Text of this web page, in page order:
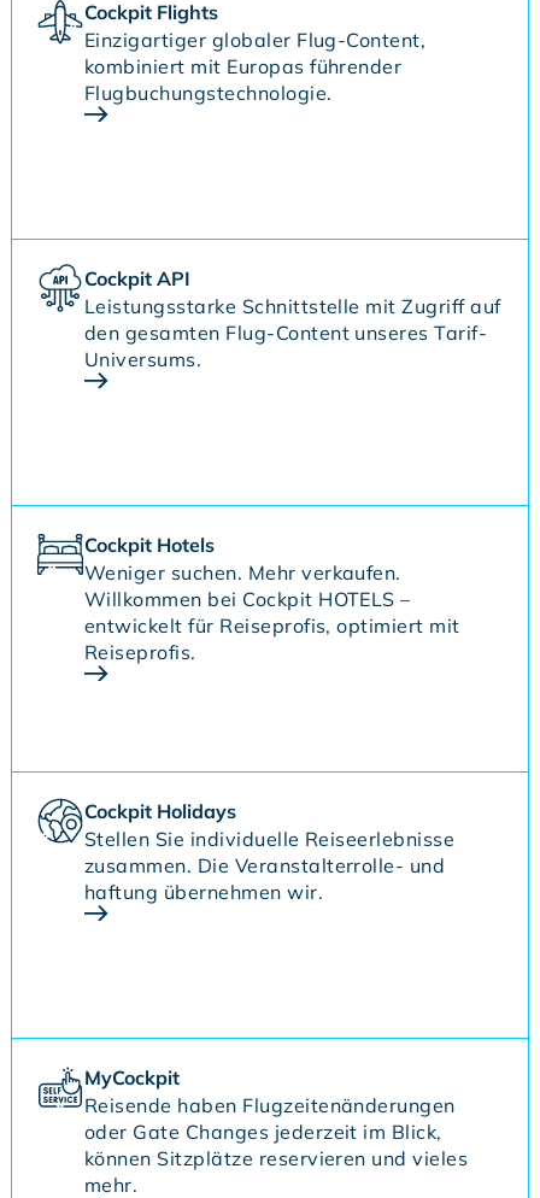
Cockpit Flights
Einzigartiger globaler Flug-Content,
kombiniert mit Europas führender
Flugbuchungstechnologie.
Cockpit API
Leistungsstarke Schnittstelle mit Zugriff auf
den gesamten Flug-Content unseres Tarif-
Universums.
Cockpit Hotels
Weniger suchen. Mehr verkaufen.
Willkommen bei Cockpit HOTELS –
entwickelt für Reiseprofis, optimiert mit
Reiseprofis.
Cockpit Holidays
Stellen Sie individuelle Reiseerlebnisse
zusammen. Die Veranstalterrolle- und
haftung übernehmen wir.
MyCockpit
Reisende haben Flugzeitenänderungen
oder Gate Changes jederzeit im Blick,
können Sitzplätze reservieren und vieles
mehr.